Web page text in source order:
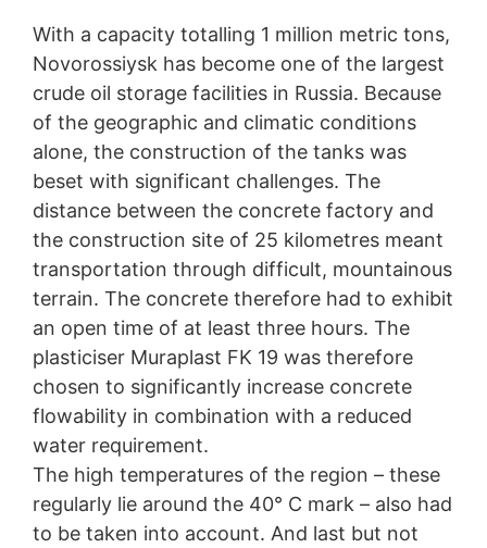
With a capacity totalling 1 million metric tons,
Novorossiysk has become one of the largest
crude oil storage facilities in Russia. Because
of the geographic and climatic conditions
alone, the construction of the tanks was
beset with significant challenges. The
distance between the concrete factory and
the construction site of 25 kilometres meant
transportation through difficult, mountainous
terrain. The concrete therefore had to exhibit
an open time of at least three hours. The
plasticiser Muraplast FK 19 was therefore
chosen to significantly increase concrete
flowability in combination with a reduced
water requirement.
The high temperatures of the region – these
regularly lie around the 40° C mark – also had
to be taken into account. And last but not
podataka pri budućim posjetama ovom web sajtu:
Za više informacija o tome kako Google analitika
upravlja korisničkim podacima, pogledajte Google
politiku privatnosti:
Spoljna obrada podataka
Sklopili smo ugovor sa Google za autsorsovanje obrade
naših podataka i u potpunosti implementiramo stroge
zahtjeve njemačkih vlasti za zaštitu podataka kada
koristimo Google Analytics.
YouTube
Naš sajt koristi dodatke sa YouTube-a, kojim upravlja
Google. Operater stranica je YouTube LLC, 901 Cherri
Ave., San Bruno, CA 94066, USA. Ako posjetite neku od
naših stranica sa YouTube dodatkom, uspostavlja se
veza sa YouTube serverima. Ovde je YouTube server
obavješten o tome koje od naših stranica ste posjetili.
Ako ste prijavljeni na YouTube nalog, YouTube vam
omogućava da direktno povežete svoje ponašanje
pretraživanja sa vašim ličnim profilom. To možete da
spriječite tako što ćete se odjaviti sa YouTube naloga.